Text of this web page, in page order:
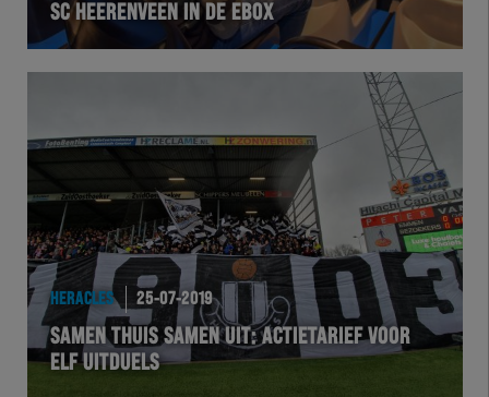
SC HEERENVEEN IN DE EBOX
HERACLES 25-07-2019
SAMEN THUIS SAMEN UIT: ACTIETARIEF VOOR
ELF UITDUELS